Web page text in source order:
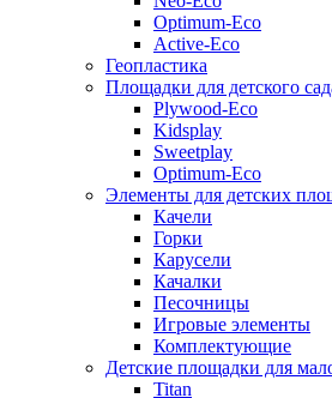
Оptimum-Еco
Active-Eco
Геопластика
Площадки для детского
Plywood-Eco
Kidsplay
Sweetplay
Оptimum-Еco
Элементы для детских
Качели
Горки
Карусели
Качалки
Песочницы
Игровые элементы
Комплектующие
Детские площадки для
Titan